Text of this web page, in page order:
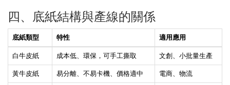
四、底紙結構與產線的關係
底紙類型 特性
適用應用
白牛皮紙
成本低、環保，可手工撕取
文創、小批量生產
黃牛皮紙
易分離、不易卡機、價格適中
電商、物流